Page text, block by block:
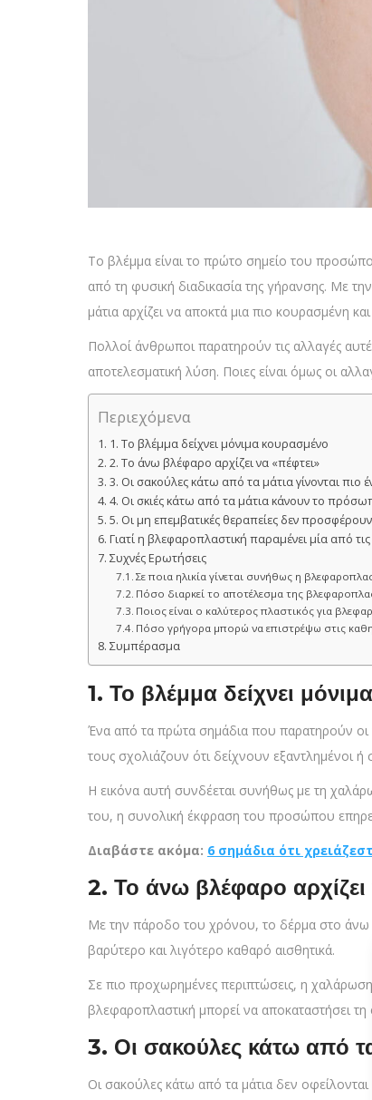
Το βλέμμα είναι το πρώτο σημείο του
από τη φυσική διαδικασία της γήρανσης. Με
μάτια αρχίζει να αποκτά μια πιο κουρασμένη
Πολλοί άνθρωποι παρατηρούν τις αλλαγές
αποτελεσματική λύση. Ποιες είναι όμως οι
Περιεχόμενα
1. Το βλέμμα δείχνει μόνιμα κουρασμένο
2. Το άνω βλέφαρο αρχίζει να «πέφτει»
3. Οι σακούλες κάτω από τα μάτια γίνονται πιο
4. Οι σκιές κάτω από τα μάτια κάνουν το
5. Οι μη επεμβατικές θεραπείες δεν
Γιατί η βλεφαροπλαστική παραμένει μία από
Συχνές Ερωτήσεις
Σε ποια ηλικία γίνεται συνήθως η
Πόσο διαρκεί το αποτέλεσμα της
Ποιος είναι ο καλύτερος πλαστικός για
Πόσο γρήγορα μπορώ να επιστρέψω στις
Συμπέρασμα
1. Το βλέμμα δείχνει
Ένα από τα πρώτα σημάδια που παρατηρούν οι
τους σχολιάζουν ότι δείχνουν εξαντλημένοι
Η εικόνα αυτή συνδέεται συνήθως με τη
του, η συνολική έκφραση του προσώπου
Διαβάστε ακόμα: 6 σημάδια ότι
2. Το άνω βλέφαρο αρχίζει
Με την πάροδο του χρόνου, το δέρμα στο άνω
βαρύτερο και λιγότερο καθαρό αισθητικά.
Σε πιο προχωρημένες περιπτώσεις, η
βλεφαροπλαστική μπορεί να αποκαταστήσει
3. Οι σακούλες κάτω από
Οι σακούλες κάτω από τα μάτια δεν